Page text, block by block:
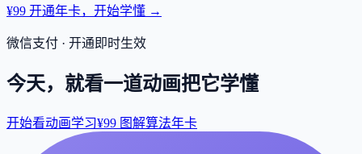
¥99 开通年卡，开始学懂 →
微信支付 · 开通即时生效
今天，就看一道动画把它学懂
开始看动画学习¥99 图解算法年卡